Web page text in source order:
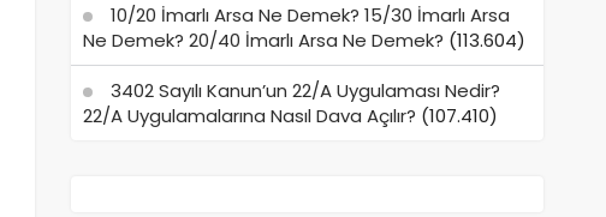
10/20 İmarlı Arsa Ne Demek? 15/30 İmarlı Arsa
Ne Demek? 20/40 İmarlı Arsa Ne Demek? (113.604)
3402 Sayılı Kanun’un 22/A Uygulaması Nedir?
22/A Uygulamalarına Nasıl Dava Açılır? (107.410)